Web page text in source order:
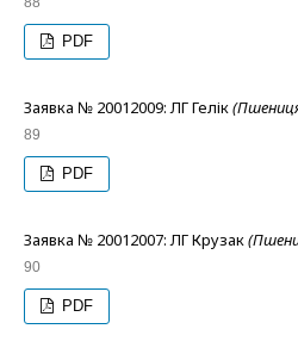
PDF
Заявка № 20012009: ЛГ Гелік
89
PDF
Заявка № 20012007: ЛГ Крузак
90
PDF